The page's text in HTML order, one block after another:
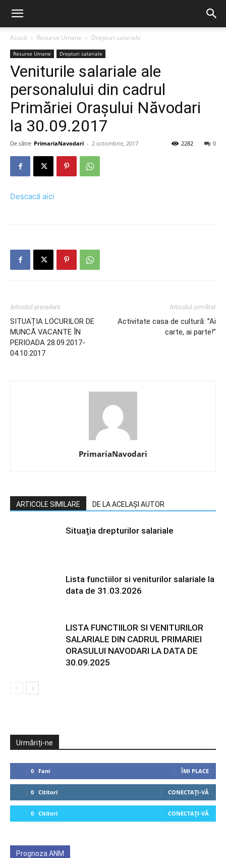
Acasă Resurse Umane Drepturi salariale
Resurse Umane Drepturi salariale
Veniturile salariale ale
personalului din cadrul
Primăriei Orașului Năvodari
la 30.09.2017
De către PrimariaNavodari - 2 octombrie, 2017 0
2282
Descacă aici
Articolul precedent
SITUAȚIA LOCURILOR DE
MUNCĂ VACANTE ÎN
PERIOADA 28.09.2017-
04.10.2017
Articolul următor
Activitate casa de cultură: ”Ai
carte, ai parte!”
PrimariaNavodari
ARTICOLE SIMILARE DE LA ACELAȘI AUTOR
Situația drepturilor salariale
Lista functiilor si veniturilor salariale la
data de 31.03.2026
LISTA FUNCTIILOR SI VENITURILOR
SALARIALE DIN CADRUL PRIMARIEI
ORASULUI NAVODARI LA DATA DE
30.09.2025
Urmăriți-ne
0 Fani ÎMI PLACE
0 Cititori CONECTAȚI-VĂ
0 Cititori CONECTAȚI-VĂ
Prognoza ANM